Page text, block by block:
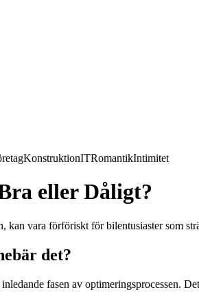
KonstruktionITRomantikIntimitet
eller Dåligt?
vara förföriskt för bilentusiaster som
det?
fasen av optimeringsprocessen.